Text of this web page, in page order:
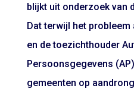
blijkt uit onderzoek van
Dat terwijl het probleem
en de toezichthouder
Persoonsgegevens
gemeenten op